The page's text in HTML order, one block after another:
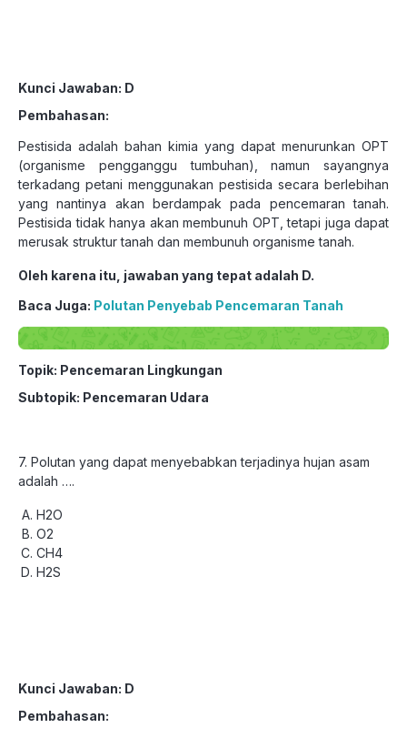
Kunci Jawaban: D
Pembahasan:
Pestisida adalah bahan kimia yang dapat menurunkan OPT
(organisme pengganggu tumbuhan), namun sayangnya
terkadang petani menggunakan pestisida secara berlebihan
yang nantinya akan berdampak pada pencemaran tanah.
Pestisida tidak hanya akan membunuh OPT, tetapi juga dapat
merusak struktur tanah dan membunuh organisme tanah.
Oleh karena itu, jawaban yang tepat adalah D.
Baca Juga: Polutan Penyebab Pencemaran Tanah
Topik: Pencemaran Lingkungan
Subtopik: Pencemaran Udara
7. Polutan yang dapat menyebabkan terjadinya hujan asam
adalah ….
H2O
O2
CH4
H2S
Kunci Jawaban: D
Pembahasan: